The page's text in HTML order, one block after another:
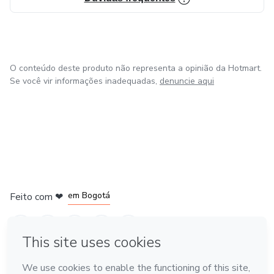
IMPORTAÇÃO.
segurança
O conteúdo deste produto não representa a opinião da Hotmart.
Se você vir informações inadequadas, denuncie aqui
Feito com ❤ em Bogotá
Conheça a Hotmart